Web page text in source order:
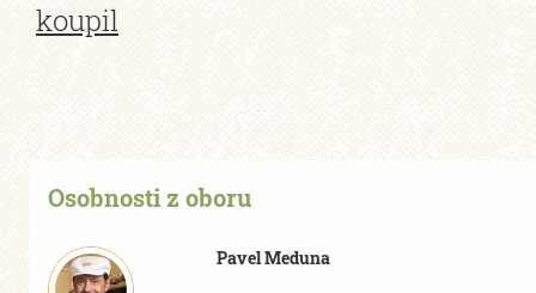
koupil
Osobnosti z oboru
Pavel Meduna